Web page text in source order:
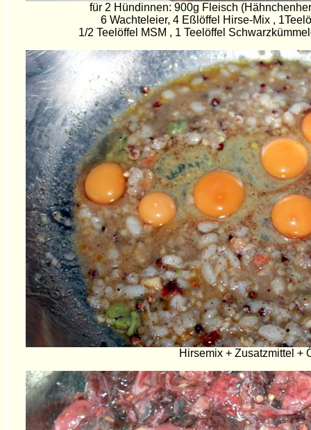
für 2 Hündinnen: 900g Fleisch
6 Wachteleier, 4 Eßlöffel Hirse-Mix ,
1/2 Teelöffel MSM , 1 Teelöffel
Hirsemix + Zusatzmittel +